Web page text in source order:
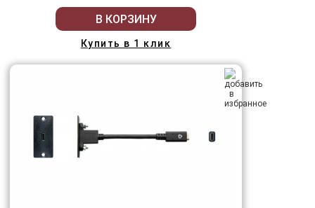
В КОРЗИНУ
Купить в 1 клик